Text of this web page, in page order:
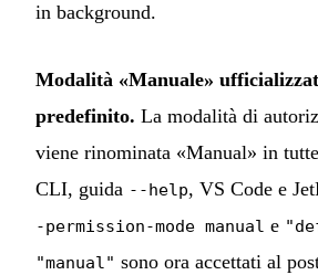
in background.
Modalità «Manuale»
predefinito. La modalità di
viene rinominata «Manual» in
CLI, guida --help, VS Code e
-permission-mode manual e
"manual" sono ora accettati al